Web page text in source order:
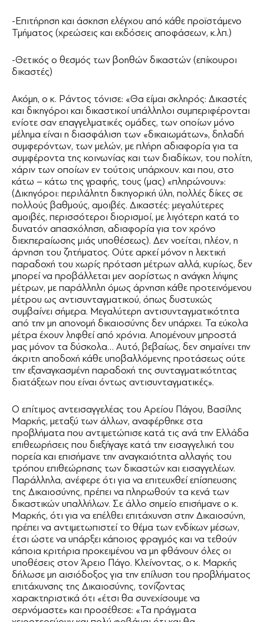
-Επιτήρηση και άσκηση ελέγχου από κάθε προϊστάμενο
Τμήματος (χρεώσεις και εκδόσεις αποφάσεων, κ.λπ.)
-Θετικός ο θεσμός των βοηθών δικαστών (επίκουροι
δικαστές)
Ακόμη, ο κ. Ράντος τόνισε: «Θα είμαι σκληρός: Δικαστές
και δικηγόροι και δικαστικοί υπάλληλοι συμπεριφέρονται
ενίοτε σαν επαγγελματικές ομάδες, των οποίων μόνο
μέλημα είναι η διασφάλιση των «δικαιωμάτων», δηλαδή
συμφερόντων, των μελών, με πλήρη αδιαφορία για τα
συμφέροντα της κοινωνίας και των διαδίκων, του πολίτη,
χάριν των οποίων εν τούτοις υπάρχουν. και που, στο
κάτω – κάτω της γραφής, τους (μας) «πληρώνουν»:
(Δικηγόροι: περιλάλητη δικηγορική ύλη, πολλές δίκες σε
πολλούς βαθμούς, αμοιβές. Δικαστές: μεγαλύτερες
αμοιβές, περισσότεροι διορισμοί, με λιγότερη κατά το
δυνατόν απασχόληση, αδιαφορία για τον χρόνο
διεκπεραίωσης μιάς υποθέσεως). Δεν νοείται, πλέον, η
άρνηση του ζητήματος. Ούτε αρκεί μόνον η λεκτική
παραδοχή του χωρίς πρόταση μέτρων αλλά, κυρίως, δεν
μπορεί να προβάλλεται μεν αορίστως η ανάγκη λήψης
μέτρων, με παράλληλη όμως άρνηση κάθε προτεινόμενου
μέτρου ως αντισυνταγματικού, όπως δυστυχώς
συμβαίνει σήμερα. Μεγαλύτερη αντισυνταγματικότητα
από την μη απονομή δικαιοσύνης δεν υπάρχει. Τα εύκολα
μέτρα έχουν ληφθεί από χρόνια. Απομένουν μπροστά
μας μόνον τα δύσκολα… Αυτό, βεβαίως, δεν σημαίνει την
άκριτη αποδοχή κάθε υποβαλλόμενης προτάσεως ούτε
την εξαναγκασμένη παραδοχή της συνταγματικότητας
διατάξεων που είναι όντως αντισυνταγματικές».
Ο επίτιμος αντεισαγγελέας του Αρείου Πάγου, Βασίλης
Μαρκής, μεταξύ των άλλων, αναφέρθηκε στα
προβλήματα που αντιμετώπισε κατά τις ανά την Ελλάδα
επιθεωρήσεις που διεξήγαγε κατά την εισαγγελική του
πορεία και επισήμανε την αναγκαιότητα αλλαγής του
τρόπου επιθεώρησης των δικαστών και εισαγγελέων.
Παράλληλα, ανέφερε ότι για να επιτευχθεί επίσπευσης
της Δικαιοσύνης, πρέπει να πληρωθούν τα κενά των
δικαστικών υπαλλήλων. Σε άλλο σημείο επισήμανε ο κ.
Μαρκής, ότι για να επέλθει επιτάχυνση στην Δικαιοσύνη,
πρέπει να αντιμετωπιστεί το θέμα των ενδίκων μέσων,
έτσι ώστε να υπάρξει κάποιος φραγμός και να τεθούν
κάποια κριτήρια προκειμένου να μη φθάνουν όλες οι
υποθέσεις στον Άρειο Πάγο. Κλείνοντας, ο κ. Μαρκής
δήλωσε μη αισιόδοξος για την επίλυση του προβλήματος
επιτάχυνσης της Δικαιοσύνης, τονίζοντας
χαρακτηριστικά ότι «έτσι θα συνεχίσουμε να
σερνόμαστε» και προσέθεσε: «Τα πράγματα